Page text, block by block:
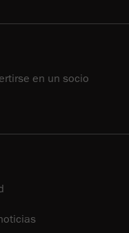
en un socio